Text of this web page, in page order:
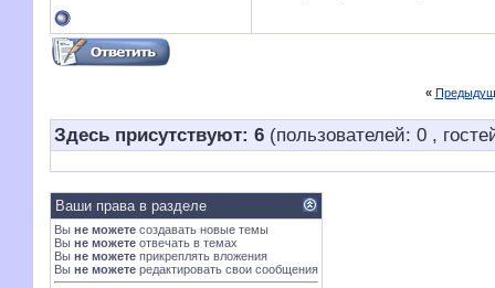
«
Здесь присутствуют: 6 (пользователей: 0 ,
Ваши права в разделе
Вы не можете создавать новые темы
Вы не можете отвечать в темах
Вы не можете прикреплять вложения
Вы не можете редактировать свои сообщения